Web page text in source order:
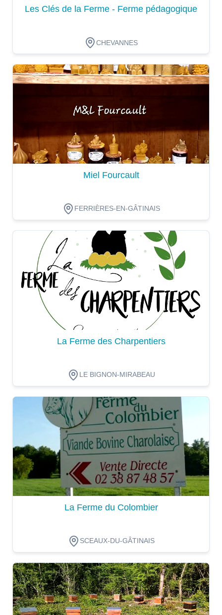
Les Clés de la Ferme - Ferme pédagogique
CHEVANNES
Dégustation
Miel Fourcault
FERRIÈRES-EN-GÂTINAIS
Dégustation
La Ferme des Charpentiers
LE BIGNON-MIRABEAU
Dégustation
La Ferme du Colombier
SCEAUX-DU-GÂTINAIS
Dégustation